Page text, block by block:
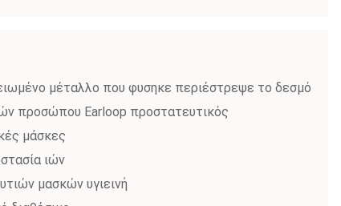
μέταλλο που φυσηκε περιέστρεψε το δεσμό
προσώπου Earloop προστατευτικός
μάσκες
ιών
μασκών υγιεινή